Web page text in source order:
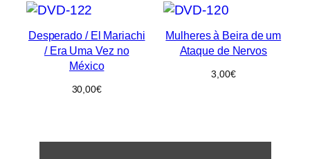
Desperado / El Mariachi
/ Era Uma Vez no
México
30,00€
Mulheres à Beira de um
Ataque de Nervos
3,00€